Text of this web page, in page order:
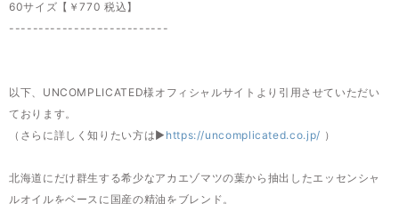
60サイズ【￥770 税込】
---------------------------
以下、UNCOMPLICATED様オフィシャルサイトより引用させていただい
ております。
（さらに詳しく知りたい方は▶︎ https://uncomplicated.co.jp/ ）
北海道にだけ群生する希少なアカエゾマツの葉から抽出したエッセンシャ
ルオイルをベースに国産の精油をブレンド。